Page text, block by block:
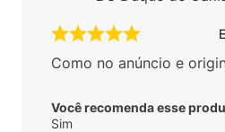
Como no anúncio e
Você recomenda esse
Sim